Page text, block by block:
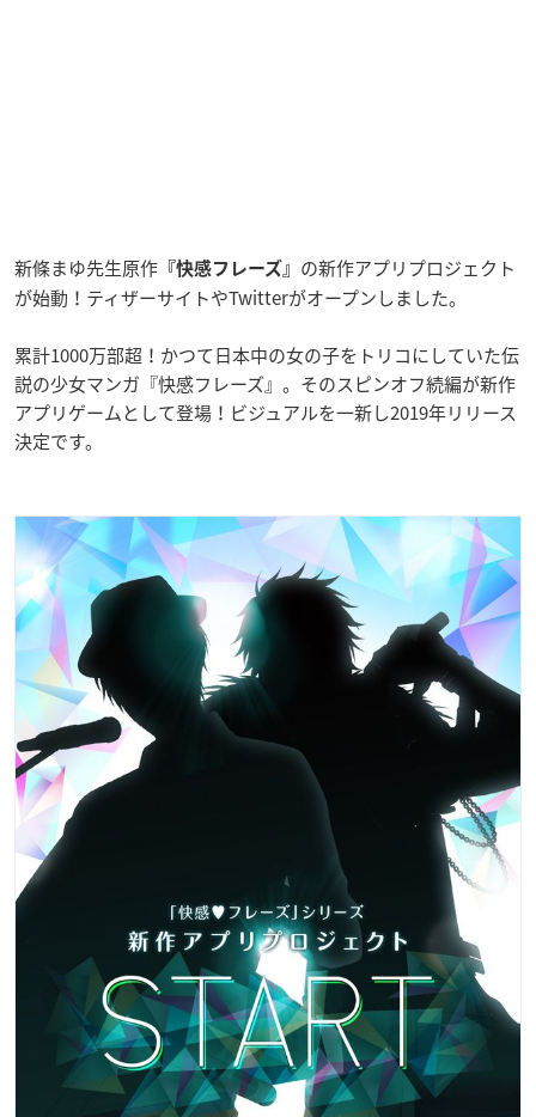
新條まゆ先生原作 『快感フレーズ』 の新作アプリプロジェクト
が始動！ティザーサイトやTwitterがオープンしました。
累計1000万部超！かつて日本中の女の子をトリコにしていた伝
説の少女マンガ『快感フレーズ』。そのスピンオフ続編が新作
アプリゲームとして登場！ビジュアルを一新し2019年リリース
決定です。